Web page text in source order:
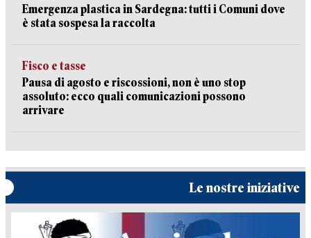
Emergenza plastica in Sardegna: tutti i Comuni dove
è stata sospesa la raccolta
Fisco e tasse
Pausa di agosto e riscossioni, non è uno stop
assoluto: ecco quali comunicazioni possono
arrivare
Le nostre iniziative